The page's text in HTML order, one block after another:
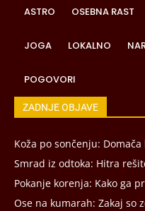
ASTRO OSEBNA RAST
JOGA LOKALNO
POGOVORI
ZADNJE OBJAVE
Koža po sončenju:
Smrad iz odtoka: Hitra
Pokanje korenja: Kako ga
Ose na kumarah: Zakaj so